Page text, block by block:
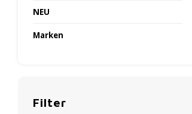
NEU
Marken
Filter